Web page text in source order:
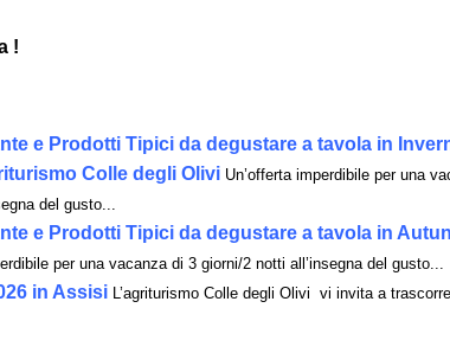
!
e Prodotti Tipici da degustare a tavola in
Colle degli Olivi Un’offerta imperdibile per una
del gusto...
e Prodotti Tipici da degustare a tavola in
per una vacanza di 3 giorni/2 notti all’insegna del gusto...
in Assisi L’agriturismo Colle degli Olivi vi invita a